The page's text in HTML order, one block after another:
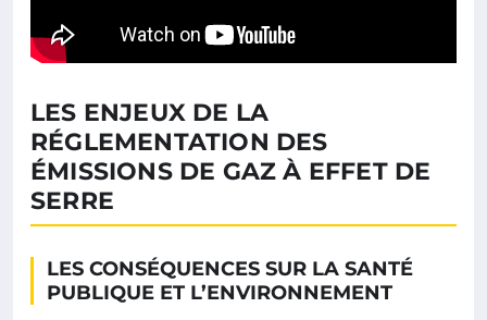
LES ENJEUX DE LA
RÉGLEMENTATION DES
ÉMISSIONS DE GAZ À EFFET DE
SERRE
LES CONSÉQUENCES SUR LA SANTÉ
PUBLIQUE ET L’ENVIRONNEMENT